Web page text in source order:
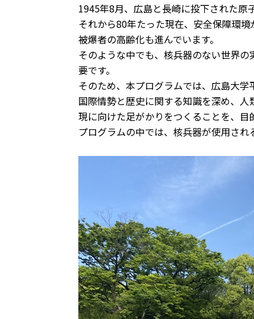
1945年8月、広島と長崎に投下された原
それから80年たった現在、安全保障環
被爆者の高齢化も進んでいます。
そのような中でも、核兵器のない世界
要です。
そのため、本プログラムでは、広島大
国際情勢と歴史に関する知識を深め、
現に向けた足がかりをつくることを、目
プログラムの中では、核兵器が使用さ